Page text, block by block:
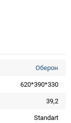
Оберон
620*390*330
39,2
Standart